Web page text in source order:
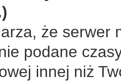
że serwer
podane
innej niż